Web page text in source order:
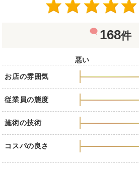
168件
悪い
お店の雰囲気
従業員の態度
施術の技術
コスパの良さ